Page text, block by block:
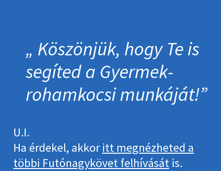
Köszönjük, hogy Te is
segíted a Gyermek­
roham­kocsi munkáját!
U.I.
Ha érdekel, akkoritt megnézheted a
többi Futónagykövet felhívásátis.